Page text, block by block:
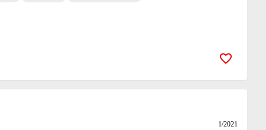
Zur
1/2021